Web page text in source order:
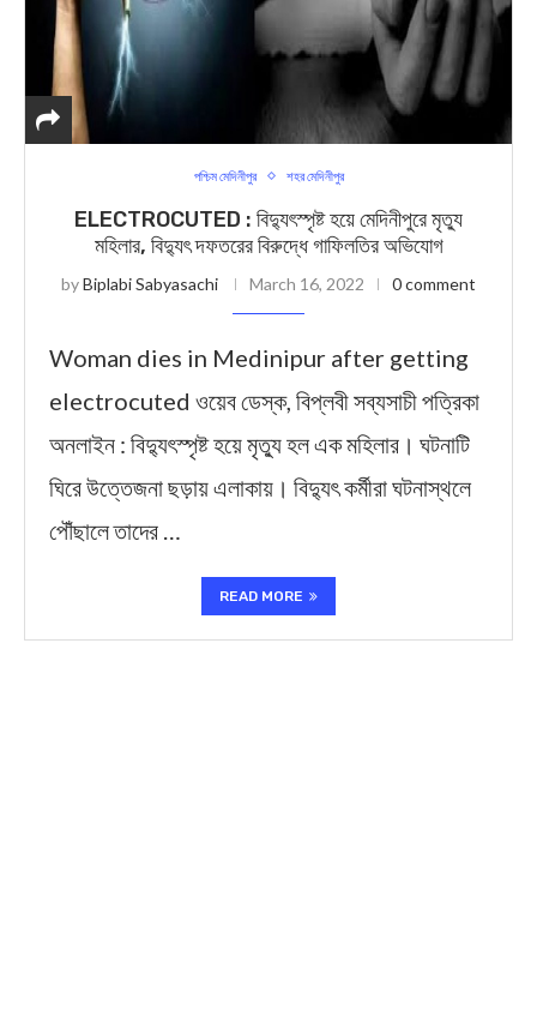
পশ্চিম মেদিনীপুর শহর মেদিনীপুর
ELECTROCUTED : বিদ্যুৎস্পৃষ্ট হয়ে মেদিনীপুরে মৃত্যু
মহিলার, বিদ্যুৎ দফতরের বিরুদ্ধে গাফিলতির অভিযোগ
byBiplabi Sabyasachi March 16, 2022 0 comment
Woman dies in Medinipur after getting
electrocuted ওয়েব ডেস্ক, বিপ্লবী সব্যসাচী পত্রিকা
অনলাইন : বিদ্যুৎস্পৃষ্ট হয়ে মৃত্যু হল এক মহিলার। ঘটনাটি
ঘিরে উত্তেজনা ছড়ায় এলাকায়। বিদ্যুৎ কর্মীরা ঘটনাস্থলে
পৌঁছালে তাদের …
READ MORE